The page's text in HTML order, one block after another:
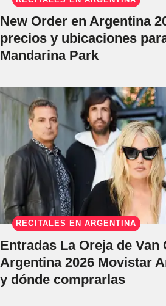
New Order en Argentina
precios y ubicaciones
Mandarina Park
RECITALES EN ARGENTINA
Entradas La Oreja de Van
Argentina 2026 Movistar
y dónde comprarlas